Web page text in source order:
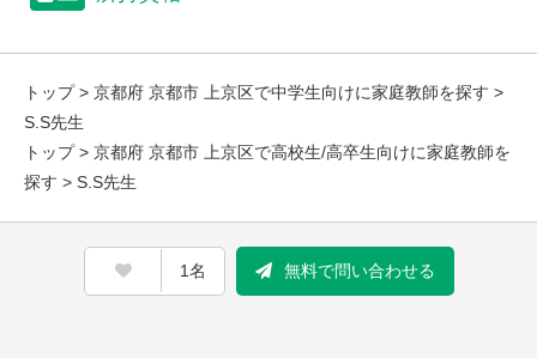
トップ> 京都府 京都市 上京区で中学生向けに家庭教師を探す >
S.S先生
トップ> 京都府 京都市 上京区で高校生/高卒生向けに家庭教師を
探す > S.S先生
1名 無料で問い合わせる